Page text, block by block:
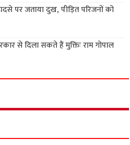
पर जताया दुख, पीड़ित परिजनों को
से दिला सकते हैं मुक्तिः राम गोपाल